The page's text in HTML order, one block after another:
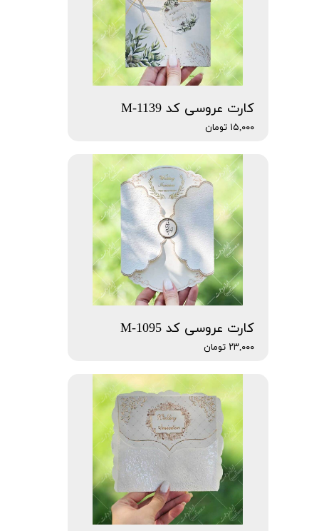
کارت عروسی کد M-1139
۱۵,۰۰۰ تومان
کارت عروسی کد M-1095
۲۳,۰۰۰ تومان